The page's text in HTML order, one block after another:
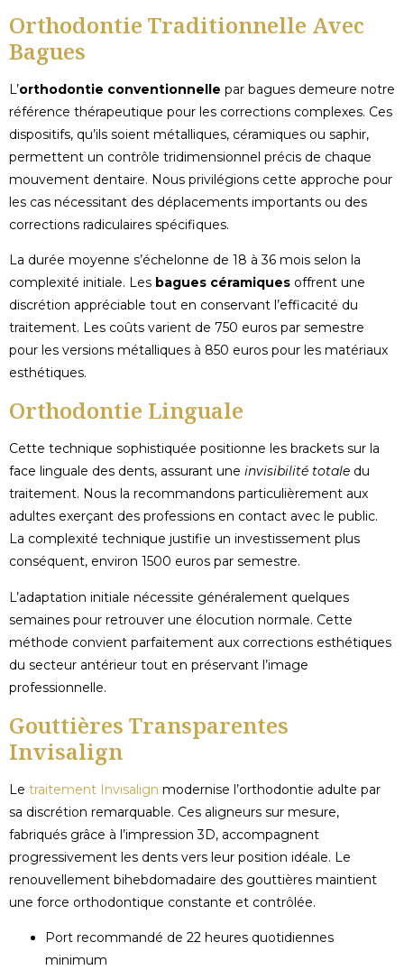
Orthodontie Traditionnelle Avec
Bagues
L’orthodontie conventionnelle par bagues demeure notre
référence thérapeutique pour les corrections complexes. Ces
dispositifs, qu’ils soient métalliques, céramiques ou saphir,
permettent un contrôle tridimensionnel précis de chaque
mouvement dentaire. Nous privilégions cette approche pour
les cas nécessitant des déplacements importants ou des
corrections radiculaires spécifiques.
La durée moyenne s’échelonne de 18 à 36 mois selon la
complexité initiale. Les bagues céramiques offrent une
discrétion appréciable tout en conservant l’efficacité du
traitement. Les coûts varient de 750 euros par semestre
pour les versions métalliques à 850 euros pour les matériaux
esthétiques.
Orthodontie Linguale
Cette technique sophistiquée positionne les brackets sur la
face linguale des dents, assurant une invisibilité totale du
traitement. Nous la recommandons particulièrement aux
adultes exerçant des professions en contact avec le public.
La complexité technique justifie un investissement plus
conséquent, environ 1500 euros par semestre.
L’adaptation initiale nécessite généralement quelques
semaines pour retrouver une élocution normale. Cette
méthode convient parfaitement aux corrections esthétiques
du secteur antérieur tout en préservant l’image
professionnelle.
Gouttières Transparentes
Invisalign
Le traitement Invisalign modernise l’orthodontie adulte par
sa discrétion remarquable. Ces aligneurs sur mesure,
fabriqués grâce à l’impression 3D, accompagnent
progressivement les dents vers leur position idéale. Le
renouvellement bihebdomadaire des gouttières maintient
une force orthodontique constante et contrôlée.
Port recommandé de 22 heures quotidiennes
minimum